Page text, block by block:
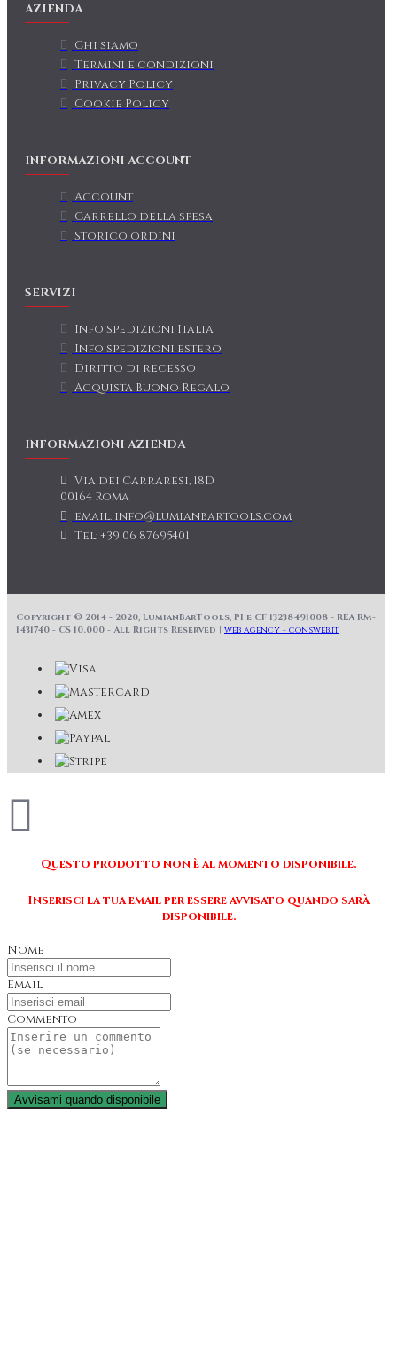
AZIENDA
Chi siamo
Termini e condizioni
Privacy Policy
Cookie Policy
INFORMAZIONI ACCOUNT
Account
Carrello della spesa
Storico ordini
SERVIZI
Info spedizioni Italia
Info spedizioni estero
Diritto di recesso
Acquista Buono Regalo
INFORMAZIONI AZIENDA
Via dei Carraresi, 18D
00164 Roma
email: info@lumianbartools.com
Tel: +39 06 87695401
Copyright © 2014 - 2020, LumianBarTools, PI e CF 13238491008 - REA RM-
1431740 - CS 10.000 - All Rights Reserved | web agency - consweb.it
Questo prodotto non è al momento disponibile.
Inserisci la tua email per essere avvisato quando sarà
disponibile.
Nome
Email
Commento
Avvisami quando disponibile